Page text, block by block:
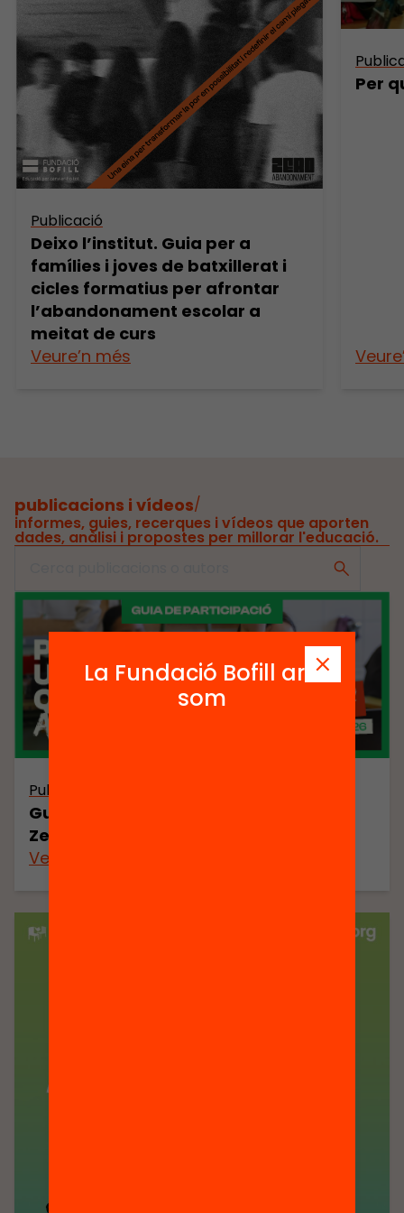
Publicació
Deixo l’institut. Guia per a
famílies i joves de batxillerat i
cicles formatius per afrontar
l’abandonament escolar a
meitat de curs
Veure’n més
Per
publicacions i vídeos/
informes, guies, recerques i vídeos que aporten
dades, anàlisi i propostes per millorar l'educació.
Publicació
Guia de participació de la II Setmana
Zero Abandonament
Veure’n més
La Fundació Bofill ara
som